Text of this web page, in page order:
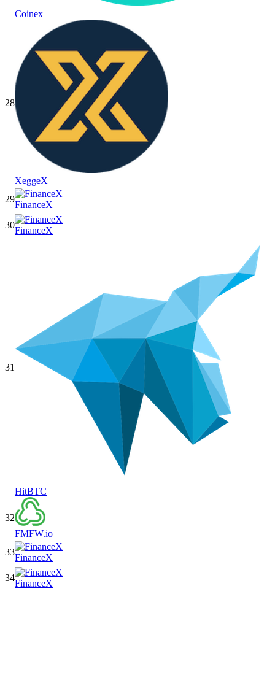
Coinex
28
XeggeX
29
FinanceX
30
FinanceX
31
HitBTC
32
FMFW.io
33
FinanceX
34
FinanceX